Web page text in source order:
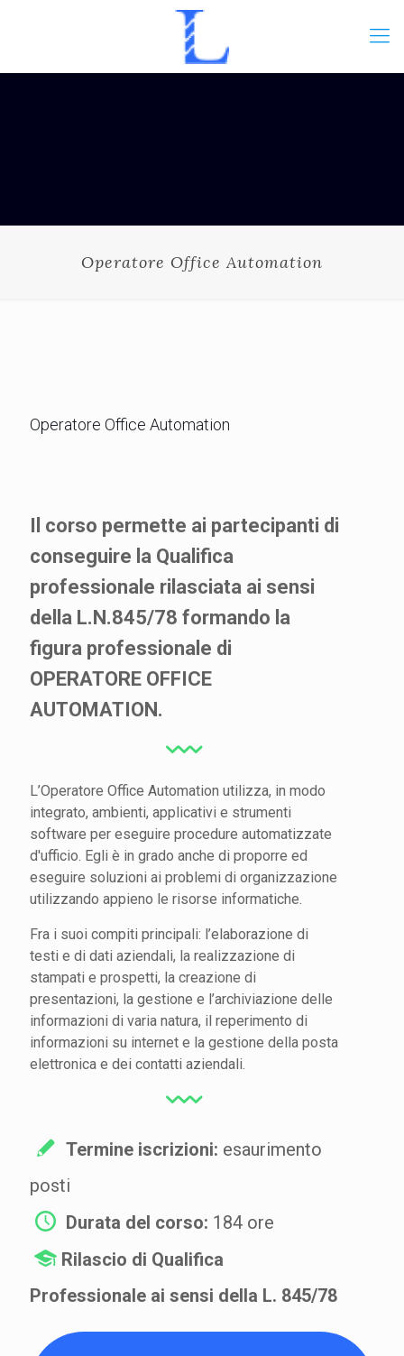
Operatore Office Automation
Operatore Office Automation
Il corso permette ai partecipanti di
conseguire la Qualifica
professionale rilasciata ai sensi
della L.N.845/78 formando la
figura professionale di
OPERATORE OFFICE
AUTOMATION.
L’Operatore Office Automation utilizza, in modo
integrato, ambienti, applicativi e strumenti
software per eseguire procedure automatizzate
d'ufficio. Egli è in grado anche di proporre ed
eseguire soluzioni ai problemi di organizzazione
utilizzando appieno le risorse informatiche.
Fra i suoi compiti principali: l’elaborazione di
testi e di dati aziendali, la realizzazione di
stampati e prospetti, la creazione di
presentazioni, la gestione e l’archiviazione delle
informazioni di varia natura, il reperimento di
informazioni su internet e la gestione della posta
elettronica e dei contatti aziendali.
Termine iscrizioni: esaurimento
posti
Durata del corso: 184 ore
Rilascio di Qualifica
Professionale ai sensi della L. 845/78